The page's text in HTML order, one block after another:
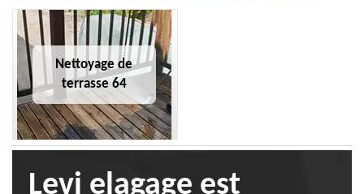
Nettoyage de
terrasse 64
Levi elagage est